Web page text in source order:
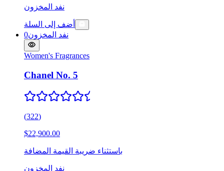
نفد المخزون
أضف إلى السلة
نفد المخزون0
Women's Fragrances
Chanel No. 5
(322)
$22,900.00
باستثناء ضريبة القيمة المضافة
نفد المخزون